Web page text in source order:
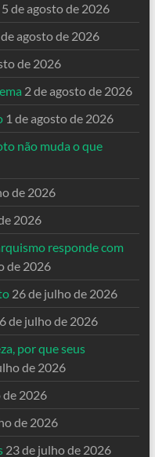
5 de agosto de 2026
agosto de 2026
de 2026
2 de agosto de 2026
1 de agosto de 2026
não muda o que
de 2026
2026
responde com
de 2026
26 de julho de 2026
de julho de 2026
por que seus
de 2026
de 2026
de 2026
23 de julho de 2026